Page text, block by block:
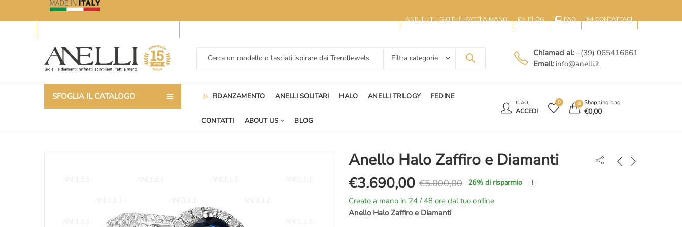
ANELLI.IT: I GIOIELLI FATTI A MANO BLOG FAQ CONTATTACI
Chiamaci al: +(39) 065416661
Email: info@anelli.it
SFOGLIA IL CATALOGO FIDANZAMENTO ANELLI SOLITARI HALO ANELLI TRILOGY FEDINE
CONTATTI ABOUT US BLOG
CIAO,
ACCEDI
0 0 Shopping bag
€0,00
Anello Halo Zaffiro e Diamanti
€5.000,00
Il
prezzo
€3.690,00
Il
prezzo
26% di risparmio
Creato a mano in 24 / 48 ore dal tuo ordine
Anello Halo Zaffiro e Diamanti